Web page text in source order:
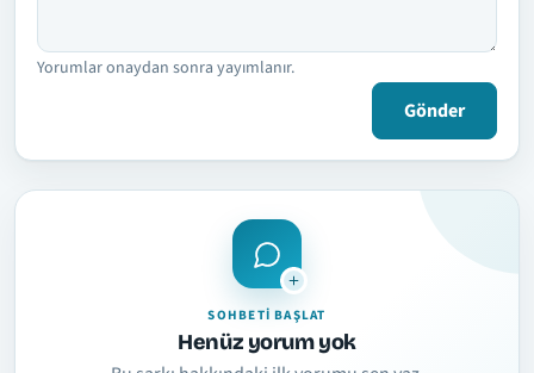
Yorumlar onaydan sonra yayımlanır.
Gönder
SOHBETI BAŞLAT
Henüz yorum yok